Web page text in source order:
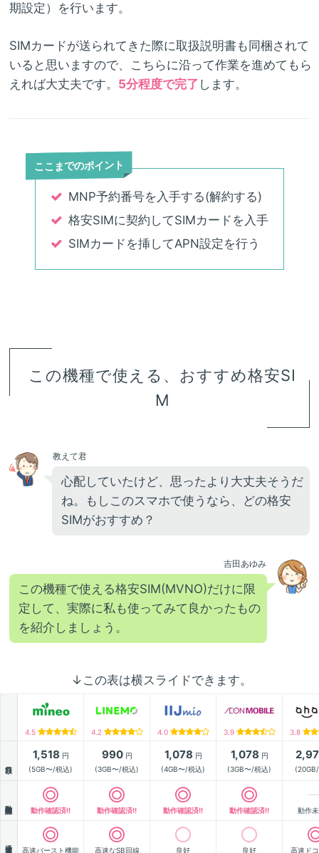
期設定）を行います。
SIMカードが送られてきた際に取扱説明書も同梱されて
いると思いますので、こちらに沿って作業を進めてもら
えれば大丈夫です。 5分程度で完了 します。
ここまでのポイント
MNP予約番号を入手する(解約する)
格安SIMに契約してSIMカードを入手
SIMカードを挿してAPN設定を行う
この機種で使える、おすすめ格安SI
M
教えて君
心配していたけど、思ったより大丈夫そうだ
ね。もしこのスマホで使うなら、どの格安
SIMがおすすめ？
吉田あゆみ
この機種で使える格安SIM(MVNO)だけに限
定して、実際に私も使ってみて良かったもの
を紹介しましょう。
↓この表は横スライドできます。
4.5 4.2 4.0 3.9 3.8
1,518 円
(5GB〜/税込)
990円
(3GB〜/税込)
1,078 円
(4GB〜/税込)
1,078 円
(3GB〜/税込)
動作確認済!! 動作確認済!! 動作確認済!! 動作確認済!! 動作
高速バースト機能 高速なSB回線 良好 良好 高速ド